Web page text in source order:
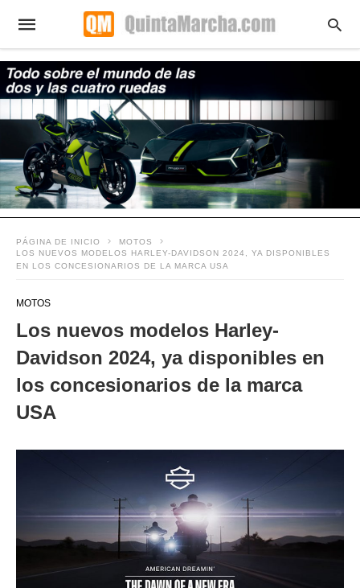
PÁGINA DE INICIO
MOTOS
LOS NUEVOS MODELOS HARLEY-DAVIDSON 2024, YA DISPONIBLES
EN LOS CONCESIONARIOS DE LA MARCA USA
MOTOS
Los nuevos modelos Harley-
Davidson 2024, ya disponibles en
los concesionarios de la marca
USA